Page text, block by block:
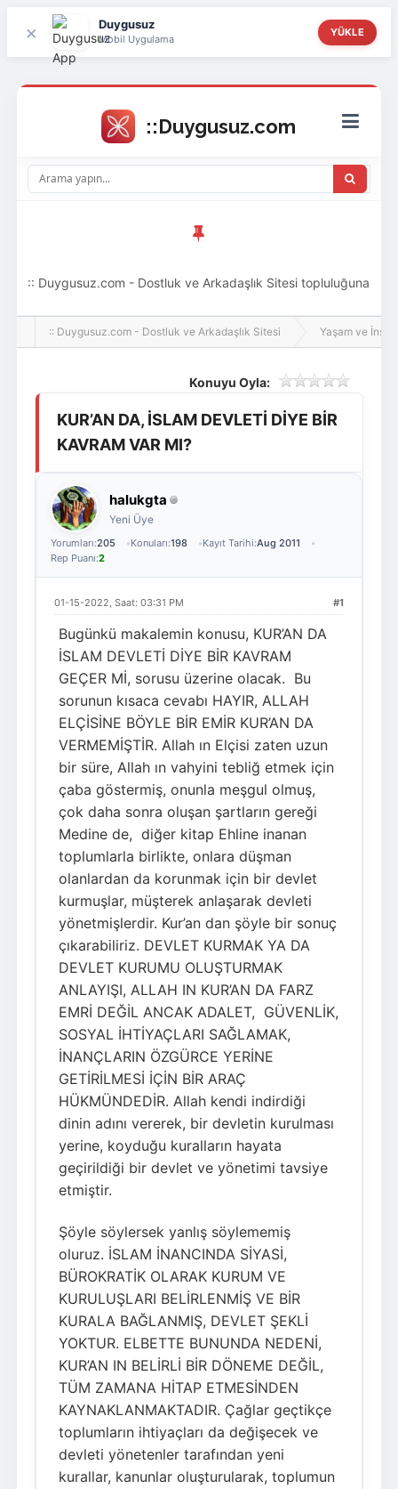
× Duygusuz
Mobil Uygulama
YÜKLE
Giriş Yap Üye Ol
:: Duygusuz.com - Dostluk ve Arkadaşlık Sitesi topluluğuna
hoş geldin ziyaretçi! Aramıza katılmak istersen kayıt
:: Duygusuz.com - Dostluk ve Arkadaşlık Sitesi Yaşam ve İnsan
Konuyu Oyla:
KUR’AN DA, İSLAM DEVLETİ DİYE BİR
KAVRAM VAR MI?
halukgta
Yeni Üye
Yorumları:205 Konuları:198 Kayıt Tarihi:Aug 2011
Rep Puanı:2
#1
01-15-2022, Saat: 03:31 PM
Bugünkü makalemin konusu, KUR’AN DA
İSLAM DEVLETİ DİYE BİR KAVRAM
GEÇER Mİ, sorusu üzerine olacak. Bu
sorunun kısaca cevabı HAYIR, ALLAH
ELÇİSİNE BÖYLE BİR EMİR KUR’AN DA
VERMEMİŞTİR. Allah ın Elçisi zaten uzun
bir süre, Allah ın vahyini tebliğ etmek için
çaba göstermiş, onunla meşgul olmuş,
çok daha sonra oluşan şartların gereği
Medine de, diğer kitap Ehline inanan
toplumlarla birlikte, onlara düşman
olanlardan da korunmak için bir devlet
kurmuşlar, müşterek anlaşarak devleti
yönetmişlerdir. Kur’an dan şöyle bir sonuç
çıkarabiliriz. DEVLET KURMAK YA DA
DEVLET KURUMU OLUŞTURMAK
ANLAYIŞI, ALLAH IN KUR’AN DA FARZ
EMRİ DEĞİL ANCAK ADALET, GÜVENLİK,
SOSYAL İHTİYAÇLARI SAĞLAMAK,
İNANÇLARIN ÖZGÜRCE YERİNE
GETİRİLMESİ İÇİN BİR ARAÇ
HÜKMÜNDEDİR. Allah kendi indirdiği
dinin adını vererek, bir devletin kurulması
yerine, koyduğu kuralların hayata
geçirildiği bir devlet ve yönetimi tavsiye
etmiştir.
Şöyle söylersek yanlış söylememiş
oluruz. İSLAM İNANCINDA SİYASİ,
BÜROKRATİK OLARAK KURUM VE
KURULUŞLARI BELİRLENMİŞ VE BİR
KURALA BAĞLANMIŞ, DEVLET ŞEKLİ
YOKTUR. ELBETTE BUNUNDA NEDENİ,
KUR’AN IN BELİRLİ BİR DÖNEME DEĞİL,
TÜM ZAMANA HİTAP ETMESİNDEN
KAYNAKLANMAKTADIR. Çağlar geçtikçe
toplumların ihtiyaçları da değişecek ve
devleti yönetenler tarafından yeni
kurallar, kanunlar oluşturularak, toplumun